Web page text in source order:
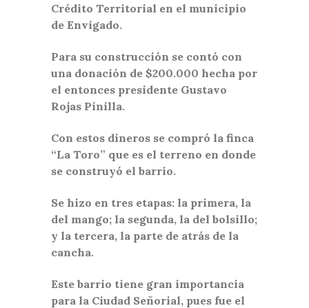
Crédito Territorial en el municipio
de Envigado.
Para su construcción se contó con
una donación de $200.000 hecha por
el entonces presidente Gustavo
Rojas Pinilla.
Con estos dineros se compró la finca
“La Toro” que es el terreno en donde
se construyó el barrio.
Se hizo en tres etapas: la primera, la
del mango; la segunda, la del bolsillo;
y la tercera, la parte de atrás de la
cancha.
Este barrio tiene gran importancia
para la Ciudad Señorial, pues fue el